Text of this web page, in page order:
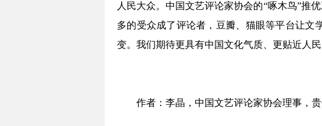
人民大众。中国文艺评论家协会的“啄木鸟”推
多的受众成了评论者，豆瓣、猫眼等平台让文
变。我们期待更具有中国文化气质、更贴近人
作者：李晶，中国文艺评论家协会理事，